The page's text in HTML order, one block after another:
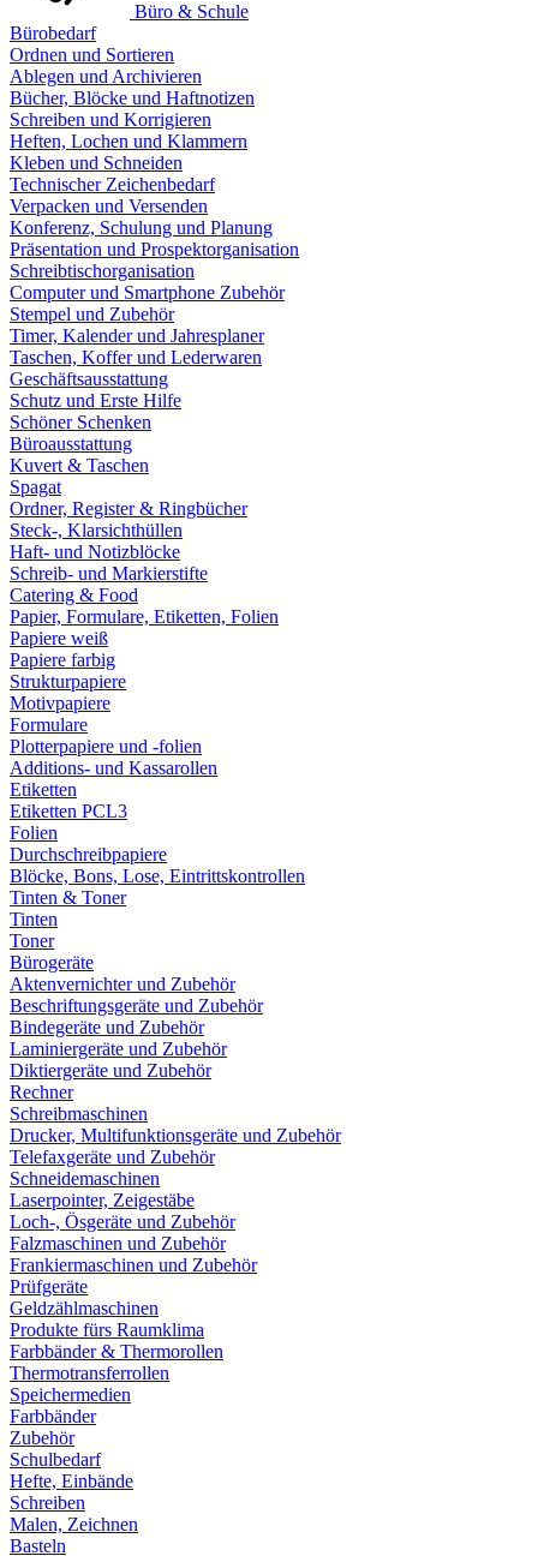
Büro & Schule
Bürobedarf
Ordnen und Sortieren
Ablegen und Archivieren
Bücher, Blöcke und Haftnotizen
Schreiben und Korrigieren
Heften, Lochen und Klammern
Kleben und Schneiden
Technischer Zeichenbedarf
Verpacken und Versenden
Konferenz, Schulung und Planung
Präsentation und Prospektorganisation
Schreibtischorganisation
Computer und Smartphone Zubehör
Stempel und Zubehör
Timer, Kalender und Jahresplaner
Taschen, Koffer und Lederwaren
Geschäftsausstattung
Schutz und Erste Hilfe
Schöner Schenken
Büroausstattung
Kuvert & Taschen
Spagat
Ordner, Register & Ringbücher
Steck-, Klarsichthüllen
Haft- und Notizblöcke
Schreib- und Markierstifte
Catering & Food
Papier, Formulare, Etiketten, Folien
Papiere weiß
Papiere farbig
Strukturpapiere
Motivpapiere
Formulare
Plotterpapiere und -folien
Additions- und Kassarollen
Etiketten
Etiketten PCL3
Folien
Durchschreibpapiere
Blöcke, Bons, Lose, Eintrittskontrollen
Tinten & Toner
Tinten
Toner
Bürogeräte
Aktenvernichter und Zubehör
Beschriftungsgeräte und Zubehör
Bindegeräte und Zubehör
Laminiergeräte und Zubehör
Diktiergeräte und Zubehör
Rechner
Schreibmaschinen
Drucker, Multifunktionsgeräte und Zubehör
Telefaxgeräte und Zubehör
Schneidemaschinen
Laserpointer, Zeigestäbe
Loch-, Ösgeräte und Zubehör
Falzmaschinen und Zubehör
Frankiermaschinen und Zubehör
Prüfgeräte
Geldzählmaschinen
Produkte fürs Raumklima
Farbbänder & Thermorollen
Thermotransferrollen
Speichermedien
Farbbänder
Zubehör
Schulbedarf
Hefte, Einbände
Schreiben
Malen, Zeichnen
Basteln